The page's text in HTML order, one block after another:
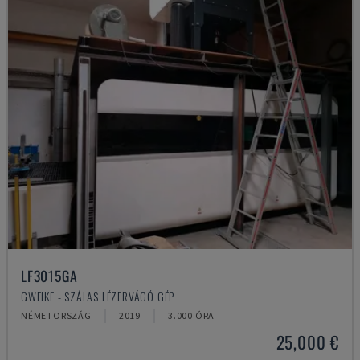
LF3015GA
GWEIKE - SZÁLAS LÉZERVÁGÓ GÉP
NÉMETORSZÁG 2019 3.000 ÓRA
25,000 €